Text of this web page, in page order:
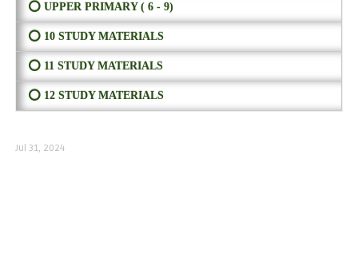
⭕ UPPER PRIMARY ( 6 - 9)
⭕ 10 STUDY MATERIALS
⭕ 11 STUDY MATERIALS
⭕ 12 STUDY MATERIALS
Jul 31, 2024